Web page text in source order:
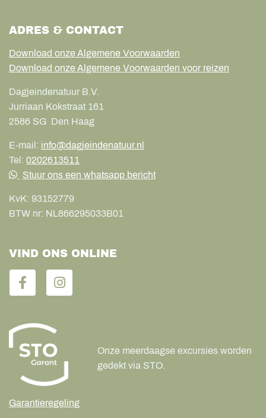
ADRES & CONTACT
Download onze Algemene Voorwaarden
Download onze Algemene Voorwaarden voor reizen
Dagjeindenatuur B.V.
Jurriaan Kokstraat 161
2586 SG Den Haag
E-mail: info@dagjeindenatuur.nl
Tel: 0202613511
Stuur ons een whatsapp bericht
KvK: 93152779
BTW nr: NL866295033B01
VIND ONS ONLINE
Garantieregeling
Onze meerdaagse excursies worden
gedekt via STO.